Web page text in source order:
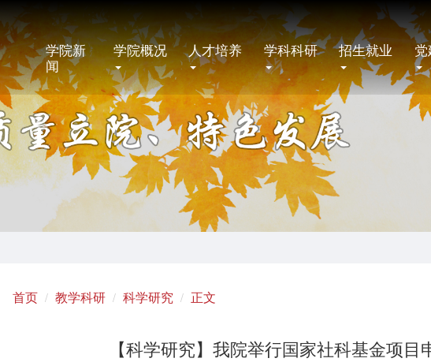
学院新
闻
学院概况 人才培养 学科科研 招生就业
首页 教学科研 科学研究 正文
【科学研究】我院举行国家社科基金项目